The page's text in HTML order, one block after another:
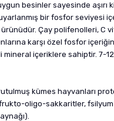
besinler sayesinde aşırı
bir fosfor seviyesi
Çay polifenolleri, C
karşı özel fosfor
içeriklere sahiptir. 7-12
kümes hayvanları
oligo-sakkaritler,